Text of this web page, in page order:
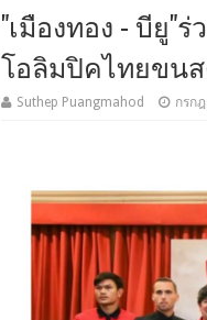
"เมืองทอง - บียู"
โอลิมปิคไทยขน
Suthep Puangmahod กรก